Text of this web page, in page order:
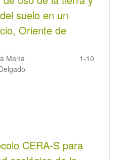
suelo en un
Oriente de
María
1-10
CERA-S para